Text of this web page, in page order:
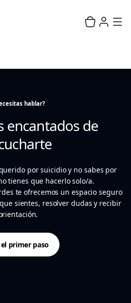
hablar?
encantados de
por suicidio y no sabes por
tienes que hacerlo solo/a.
te ofrecemos un espacio seguro
sientes, resolver dudas y recibir
el primer paso